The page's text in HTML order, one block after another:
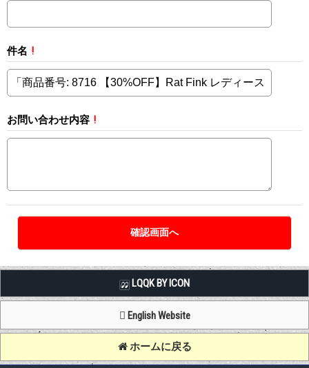
件名 !
お問い合わせ内容 !
LQQK BY ICON
English Website
ホームに戻る